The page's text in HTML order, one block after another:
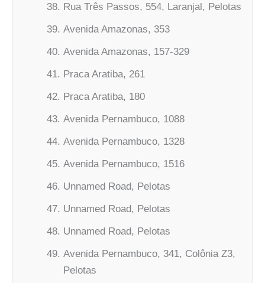
Rua Três Passos, 554, Laranjal, Pelotas
Avenida Amazonas, 353
Avenida Amazonas, 157-329
Praca Aratiba, 261
Praca Aratiba, 180
Avenida Pernambuco, 1088
Avenida Pernambuco, 1328
Avenida Pernambuco, 1516
Unnamed Road, Pelotas
Unnamed Road, Pelotas
Unnamed Road, Pelotas
Avenida Pernambuco, 341, Colônia Z3,
Pelotas